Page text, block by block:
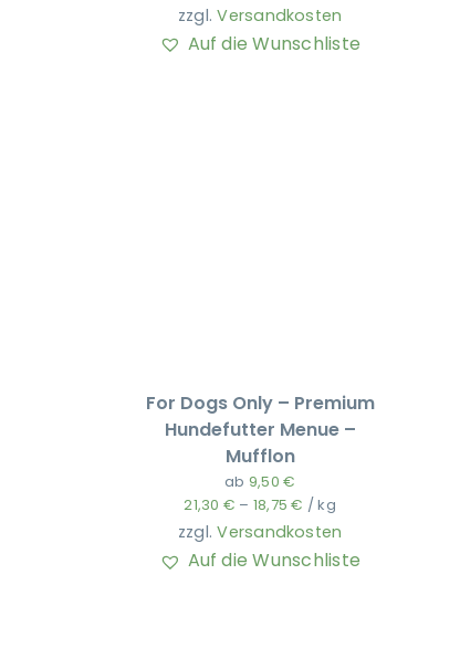
zzgl.Versandkosten
Auf die Wunschliste
For Dogs Only – Premium
Hundefutter Menue –
Mufflon
ab 9,50 €
21,30 € – 18,75€ /kg
zzgl.Versandkosten
Auf die Wunschliste